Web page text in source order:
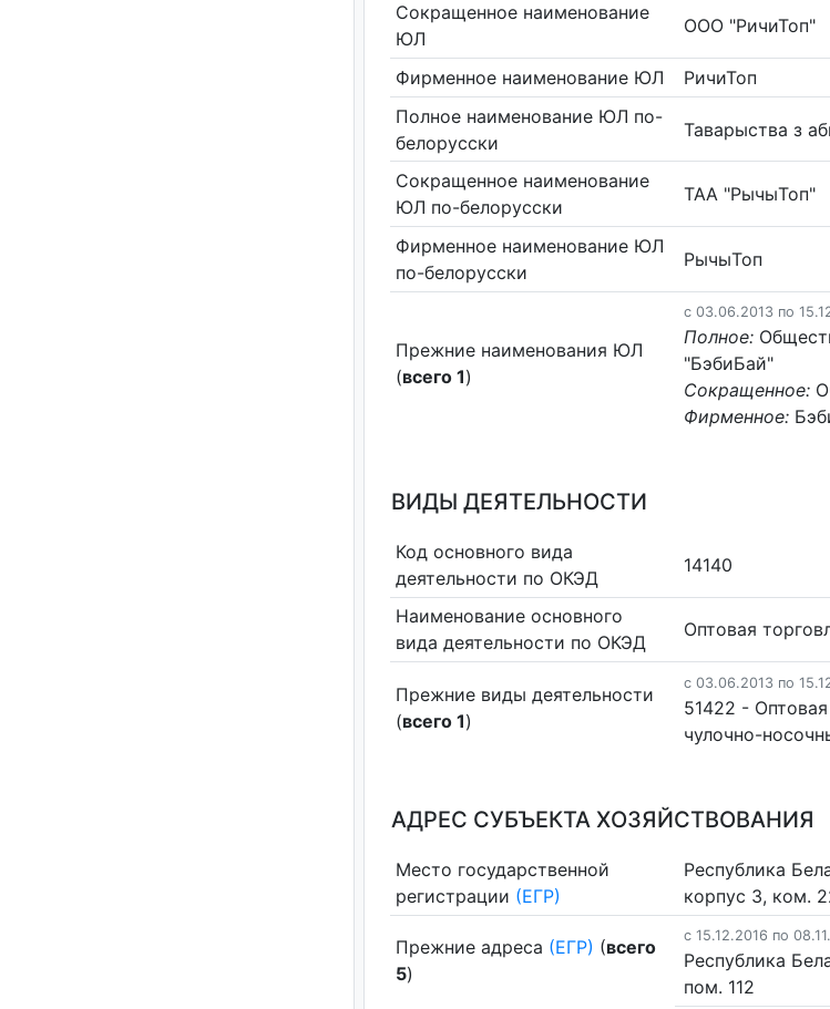
Сокращенное наименование
ЮЛ
ООО "РичиТоп"
Фирменное наименование ЮЛ
РичиТоп
Полное наименование ЮЛ по-
белорусски
Таварыства з
Сокращенное наименование
ЮЛ по-белорусски
ТАА "РычыТоп"
Фирменное наименование ЮЛ
по-белорусски
РычыТоп
Прежние наименования ЮЛ
(всего 1)
c 03.06.2013 по
Полное:
"БэбиБай"
Сокращенное:
Фирменное:
ВИДЫ ДЕЯТЕЛЬНОСТИ
Код основного вида
деятельности по ОКЭД
14140
Наименование основного
вида деятельности по ОКЭД
Оптовая
Прежние виды деятельности
(всего 1)
c 03.06.2013 по
51422 -
чулочно-
АДРЕС СУБЪЕКТА ХОЗЯЙСТВОВАНИЯ
Место государственной
регистрации (ЕГР)
Республика
корпус 3, ком.
Прежние адреса (ЕГР) (всего
5)
c 15.12.2016 по
Республика
пом. 112